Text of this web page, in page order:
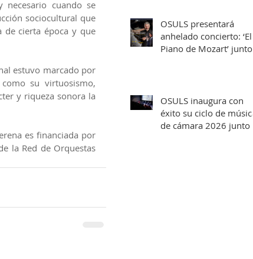
cuando se
sociocultural que
de cierta época y que
estuvo marcado por
su virtuosismo,
y riqueza sonora la
es financiada por
la Red de Orquestas
OSULS presentará
anhelado concierto: ‘El
Piano de Mozart’ junto
OSULS inaugura con
éxito su ciclo de música
de cámara 2026 junto a